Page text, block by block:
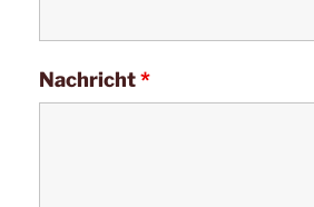
Nachricht*